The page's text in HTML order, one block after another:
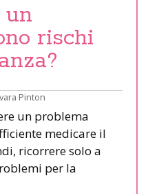
un
rischi
Pinton
un problema
medicare il
ricorrere solo a
per la